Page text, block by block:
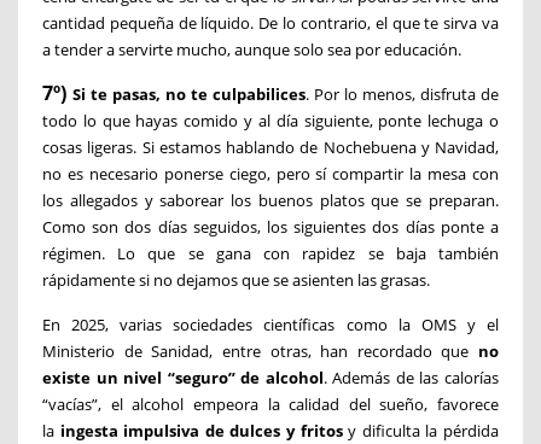
cantidad pequeña de líquido. De lo contrario, el que te sirva va
a tender a servirte mucho, aunque solo sea por educación.
7º) Si te pasas, no te culpabilices. Por lo menos, disfruta de
todo lo que hayas comido y al día siguiente, ponte lechuga o
cosas ligeras. Si estamos hablando de Nochebuena y Navidad,
no es necesario ponerse ciego, pero sí compartir la mesa con
los allegados y saborear los buenos platos que se preparan.
Como son dos días seguidos, los siguientes dos días ponte a
régimen. Lo que se gana con rapidez se baja también
rápidamente si no dejamos que se asienten las grasas.
En 2025, varias sociedades científicas como la OMSy el
Ministerio de Sanidad, entre otras, han recordado que no
existe un nivel “seguro” de alcohol. Además de las calorías
“vacías”, el alcohol empeora la calidad del sueño, favorece
la ingesta impulsiva de dulces y fritosy dificulta la pérdida